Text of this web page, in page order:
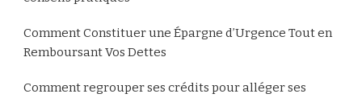
Comment Constituer une Épargne d’Urgence Tout en
Remboursant Vos Dettes
Comment regrouper ses crédits pour alléger ses